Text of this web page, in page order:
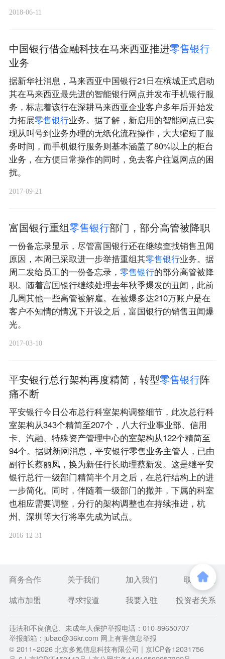
2018-06-11
中国银行借金融科技在马来西亚推进零售银行
业务
据新华社消息，马来西亚中国银行21日在槟城正式启动
其在马来西亚最先进的智能银行网点并发布手机银行服
务，标志着该行在深耕马来西亚企业客户多年后开始发
力拓展零售银行业务。据了解，新启用的智能网点已实
现从叫号到业务办理的无纸化流程操作，大大缩短了服
务时间，而手机银行服务则基本涵盖了80%以上的柜台
业务，在方便日常操作的同时，免去客户往返网点的困
扰。
2017-09-21
富国银行重组零售银行部门，部分高管被降职
一份备忘录显示，尽管富国银行还在继续查找销售丑闻
原因，本周已采取进一步举措重组其零售银行业务。据
周二发给员工的一份备忘录， 零售银行的部分高管被降
职。随着富国银行继续处理去年秋季爆发的丑闻，此前
几周其他一些高管被解雇。在被爆多达210万账户是在
客户不知情的情况下开设之后，富国银行的销售丑闻爆
光。
2017-03-10
平安银行总行架构再度精简，转型零售银行阵
痛不断
平安银行今日公布总行科室架构调整细节，此次总行科
室架构从343个精简至207个，八大行业事业部、信用
卡、汽融、特殊资产管理中心的室架构从122个精简至
94个。据财新网消息，平安银行零售业务主管人，已由
副行长蔡丽凤，换为新任行长助理蔡新发。这是继平安
银行总行一级部门精简半个月之后，在总行结构上的进
一步简化。同时，伴随着一级部门的撤并，下属的科室
也相应需要调整，分行的架构调整也在持续推进，杭
州、深圳等大行将率先成为试点。
2016-12-31
商务合作 关于我们 加入我们
联系我们
城市加盟
寻求报道 我要入驻 投资者关系
违法和不良信息、未成年人保护举报电话：010-89650707
举报邮箱：jubao@36kr.com 网上有害信息举报
© 2011~2026北京多氪信息科技有限公司 | 京ICP备12031756